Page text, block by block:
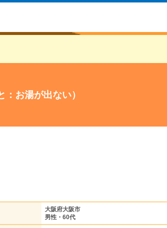
お湯が出ない）
大阪府大阪市
男性・60代